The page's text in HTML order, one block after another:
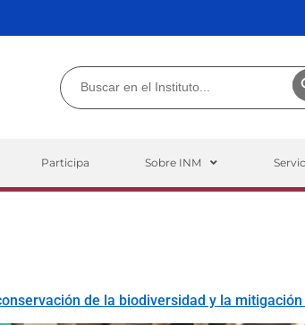
Buscar:
Participa Sobre INM
de la biodiversidad y la